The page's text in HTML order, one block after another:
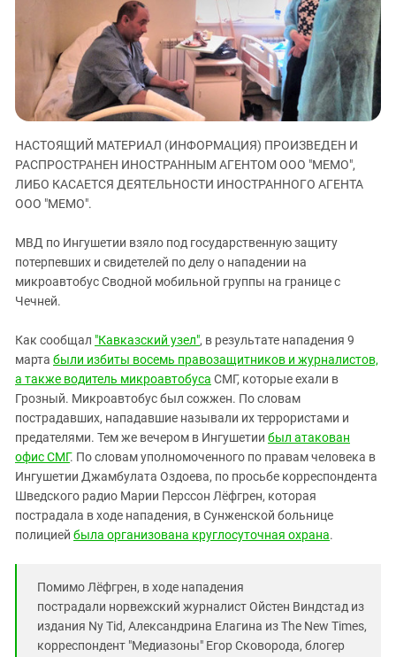
КАВКАЗ ЗА ПАЛЕСТИНУ
ИНАКОМЫСЛИЕ В ЧЕЧНЕ
ПРЕСЛЕДОВАНИЕ АКТИВИСТОВ
МОБИЛИЗАЦИЯ И ПРОТЕСТЫ
Ингушетия
Кабардино-Балкария
Калмыкия
Карачаево-Черкесия
Краснодарский край
Нагорный Карабах
Российская Федерация
Северная Осетия - Алания
СКФО
Чечня
Южный Кавказ
ЮФО
НАСТОЯЩИЙ МАТЕРИАЛ (ИНФОРМАЦИЯ) ПРОИЗВЕДЕН И
РАСПРОСТРАНЕН ИНОСТРАННЫМ АГЕНТОМ ООО "МЕМО",
ЛИБО КАСАЕТСЯ ДЕЯТЕЛЬНОСТИ ИНОСТРАННОГО АГЕНТА
ООО "МЕМО".
МВД по Ингушетии взяло под государственную защиту
потерпевших и свидетелей по делу о нападении на
микроавтобус Сводной мобильной группы на границе с
Чечней.
Как сообщал "Кавказский узел", в результате нападения 9
марта были избиты восемь правозащитников и журналистов,
а также водитель микроавтобуса СМГ, которые ехали в
Грозный. Микроавтобус был сожжен. По словам
пострадавших, нападавшие называли их террористами и
предателями. Тем же вечером в Ингушетии был атакован
офис СМГ. По словам уполномоченного по правам человека в
Ингушетии Джамбулата Оздоева, по просьбе корреспондента
Шведского радио Марии Перссон Лёфгрен, которая
пострадала в ходе нападения, в Сунженской больнице
полицией была организована круглосуточная охрана.
Помимо Лёфгрен, в ходе нападения
пострадали норвежский журналист Ойстен Виндстад из
издания Ny Tid, Александрина Елагина из The New Times,
корреспондент "Медиазоны" Егор Сковорода, блогер